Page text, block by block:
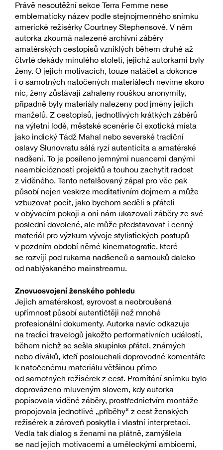
Právě nesoutěžní sekce Terra Femme nese
emblematicky název podle stejnojmenného snímku
americké režisérky Courtney Stephensové. V něm
autorka zkoumá nalezené archivní záběry
amatérských cestopisů vzniklých během druhé až
čtvrté dekády minulého století, jejichž autorkami byly
ženy. O jejich motivacích, touze natáčet a dokonce
i o samotných natočených materiálech nevíme skoro
nic, ženy zůstávají zahaleny rouškou anonymity,
případně byly materiály nalezeny pod jmény jejich
manželů. Z cestopisů, jednotlivých krátkých záběrů
na výletní lodě, městské scenérie či exotická místa
jako indický Tádž Mahal nebo severské tradiční
oslavy Slunovratu sálá ryzí autenticita a amatérské
nadšení. To je posíleno jemnými nuancemi danými
neambiciózností projektů a touhou zachytit radost
z viděného. Tento nefalšovaný zápal pro věc pak
působí nejen veskrze meditativním dojmem a může
vzbuzovat pocit, jako bychom seděli s přáteli
v obývacím pokoji a oni nám ukazovali záběry ze své
poslední dovolené, ale může představovat i cenný
materiál pro výzkum vývoje stylistických postupů
v pozdním období němé kinematografie, které
se rozvíjí pod rukama nadšenců a samouků daleko
od nablýskaného mainstreamu.
Znovuosvojení ženského pohledu
Jejich amatérskost, syrovost a neobroušená
upřímnost působí autentičtěji než mnohé
profesionální dokumenty. Autorka navíc odkazuje
na tradici travelogů jakožto performativních událostí,
během nichž se sešla skupinka přátel, známých
nebo diváků, kteří poslouchali doprovodné komentáře
k natočenému materiálu většinou přímo
od samotných režisérek z cest. Promítání snímku bylo
doprovázeno mluveným slovem, kdy autorka
popisovala viděné záběry, prostřednictvím montáže
propojovala jednotlivé „příběhy“ z cest ženských
režisérek a zároveň poskytla i vlastní interpretaci.
Vedla tak dialog s ženami na plátně, zamýšlela
se nad jejich motivacemi a uměleckými ambicemi,